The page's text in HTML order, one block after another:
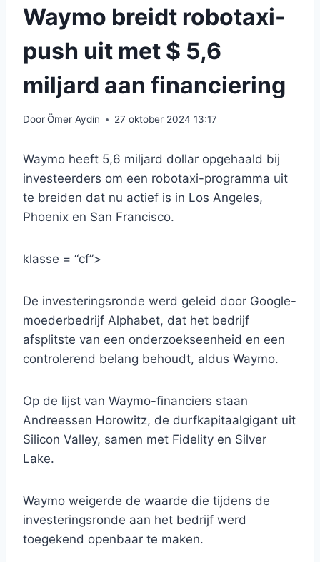
Waymo breidt robotaxi-
push uit met $ 5,6
miljard aan financiering
DoorÖmer Aydin 27 oktober 2024 13:17
Waymo heeft 5,6 miljard dollar opgehaald bij
investeerders om een ​​robotaxi-programma uit
te breiden dat nu actief is in Los Angeles,
Phoenix en San Francisco.
klasse = “cf”>
De investeringsronde werd geleid door Google-
moederbedrijf Alphabet, dat het bedrijf
afsplitste van een onderzoekseenheid en een
controlerend belang behoudt, aldus Waymo.
Op de lijst van Waymo-financiers staan ​​
Andreessen Horowitz, de durfkapitaalgigant uit
Silicon Valley, samen met Fidelity en Silver
Lake.
Waymo weigerde de waarde die tijdens de
investeringsronde aan het bedrijf werd
toegekend openbaar te maken.